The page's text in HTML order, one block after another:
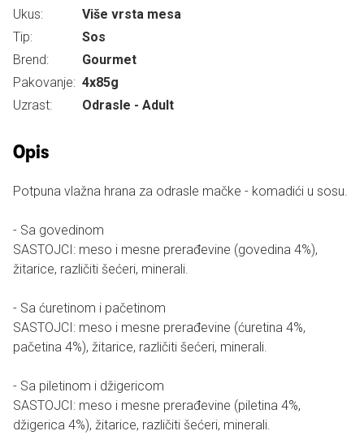
Ukus:
Više vrsta mesa
Tip:
Sos
Brend:
Gourmet
Pakovanje: 4x85g
Uzrast:
Odrasle - Adult
Opis
Potpuna vlažna hrana za odrasle mačke - komadići u sosu.
- Sa govedinom
SASTOJCI: meso i mesne prerađevine (govedina 4%),
žitarice, različiti šećeri, minerali.
- Sa ćuretinom i pačetinom
SASTOJCI: meso i mesne prerađevine (ćuretina 4%,
pačetina 4%), žitarice, različiti šećeri, minerali.
- Sa piletinom i džigericom
SASTOJCI: meso i mesne prerađevine (piletina 4%,
džigerica 4%), žitarice, različiti šećeri, minerali.